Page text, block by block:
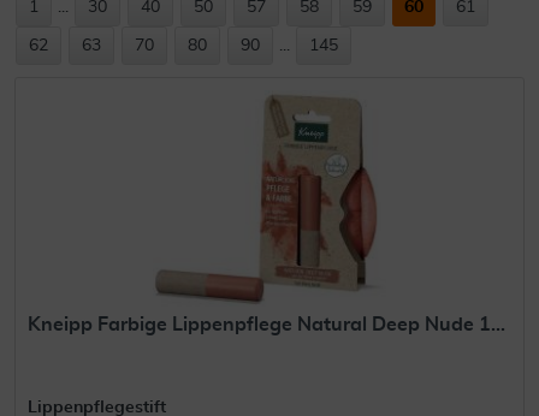
1 ... 30 40 50 57 58 59 60 61
62 63 70 80 90 ... 145
Kneipp Farbige Lippenpflege Natural Deep Nude 1...
Lippenpflegestift